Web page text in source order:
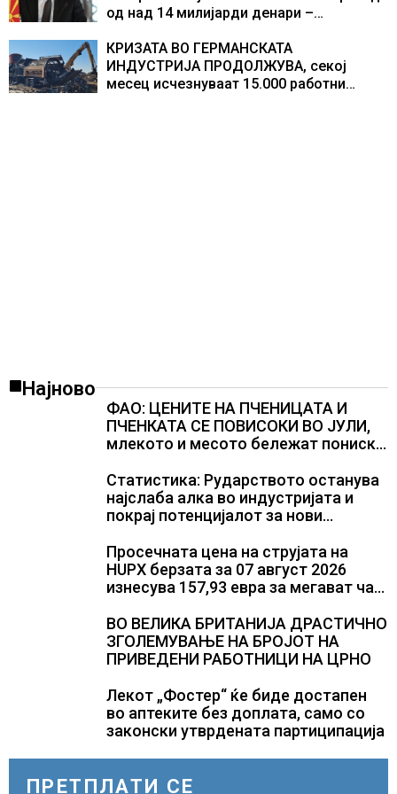
од над 14 милијарди денари –
резултати
КРИЗАТА ВО ГЕРМАНСКАТА
ИНДУСТРИЈА ПРОДОЛЖУВА, секој
месец исчезнуваат 15.000 работни
Најново
ФАО: ЦЕНИТЕ НА ПЧЕНИЦАТА И
ПЧЕНКАТА СЕ ПОВИСОКИ ВО ЈУЛИ,
млекото и месото бележат пониски
Статистика: Рударството останува
најслаба алка во индустријата и
покрај потенцијалот за нови
Просечната цена на струјата на
HUPX берзата за 07 август 2026
изнесува 157,93 евра за мегават час,
ВО ВЕЛИКА БРИТАНИЈА ДРАСТИЧНО
ЗГОЛЕМУВАЊЕ НА БРОЈОТ НА
ПРИВЕДЕНИ РАБОТНИЦИ НА ЦРНО
Лекот „Фостер“ ќе биде достапен
во аптеките без доплата, само со
законски утврдената партиципација
ПРЕТПЛАТИ СЕ